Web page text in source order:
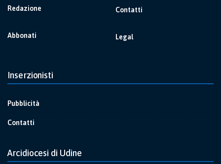
Redazione
Abbonati
Contatti
Legal
Inserzionisti
Pubblicità
Contatti
Arcidiocesi di Udine